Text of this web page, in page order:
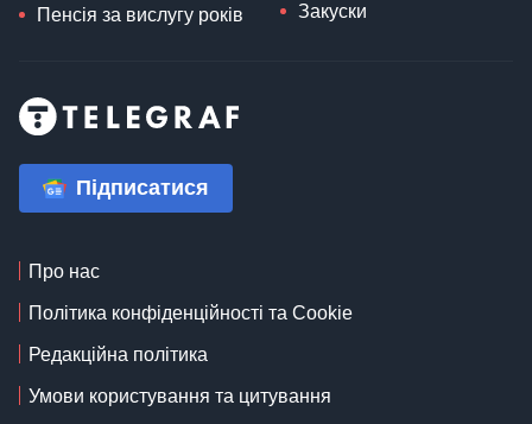
Пенсія за вислугу років Закуски
Підписатися
Про нас
Політика конфіденційності та Cookie
Редакційна політика
Умови користування та цитування